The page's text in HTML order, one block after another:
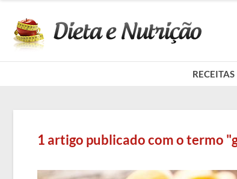
RECEITAS
1 artigo publicado com o termo